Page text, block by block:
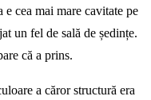
cea mai mare cavitate pe
un fel de sală de ședințe.
că a prins.
a căror structură era